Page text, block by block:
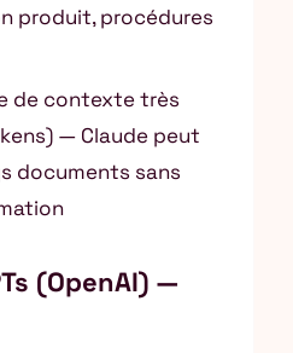
produit, procédures
de contexte très
— Claude peut
documents sans
(OpenAI) —